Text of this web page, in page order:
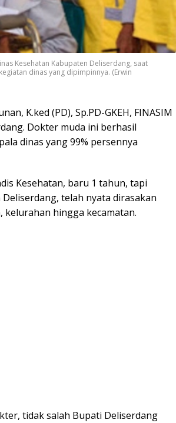
Kesehatan Kabupaten Deliserdang, saat
dinas yang dipimpinnya. (Erwin
K.ked (PD), Sp.PD-GKEH, FINASIM
Dokter muda ini berhasil
dinas yang 99% persennya
Kesehatan, baru 1 tahun, tapi
telah nyata dirasakan
kelurahan hingga kecamatan.
tidak salah Bupati Deliserdang